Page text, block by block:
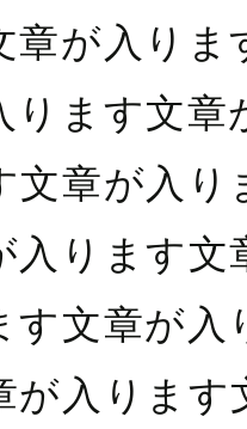
章が入り
ります文章
文章が入り
入ります
す文章が入
が入りま